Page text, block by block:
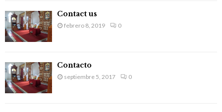
Contact us
febrero 8, 2019 0
Contacto
septiembre 5, 2017 0